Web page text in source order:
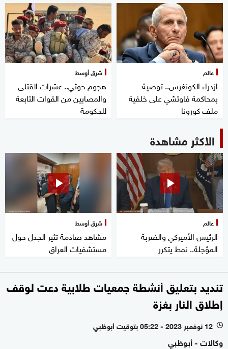
عالم
ازدراء الكونغرس.. توصية
بمحاكمة فاوتشي على خلفية
ملف كورونا
شرق أوسط
هجوم حوثي.. عشرات القتلى
والمصابين من القوات التابعة
للحكومة
الأكثر مشاهدة
عالم
الرئيس الأميركي والضربة
المؤجلة.. نمط يتكرر
شرق أوسط
مشاهد صادمة تثير الجدل حول
مستشفيات العراق
تنديد بتعليق أنشطة جمعيات طلابية دعت لوقف
إطلاق النار بغزة
l 12 نوفمبر 2023 - 05:22 بتوقيت أبوظبي
وكالات - أبوظبي